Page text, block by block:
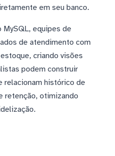
em seu banco.
MySQL, equipes de
de atendimento com
criando visões
podem construir
relacionam histórico de
retenção, otimizando